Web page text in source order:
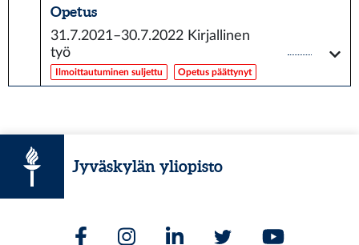
Opetus
31.7.2021–30.7.2022 Kirjallinen
työ
Ilmoittautuminen suljettu Opetus päättynyt
Jyväskylän yliopisto